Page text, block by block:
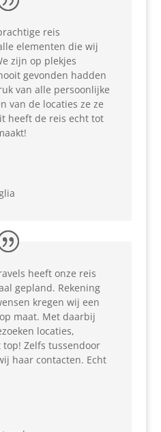
reis
elementen die wij
zijn op plekjes
gevonden hadden
van alle persoonlijke
van de locaties ze ze
heeft de reis echt tot
heeft onze reis
gepland. Rekening
kregen wij een
maat. Met daarbij
locaties,
Zelfs tussendoor
haar contacten. Echt